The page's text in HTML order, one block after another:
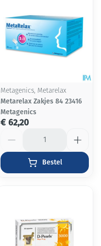
Metagenics, Metarelax
Metarelax Zakjes 84 23416
Metagenics
€ 62,20
Bestel